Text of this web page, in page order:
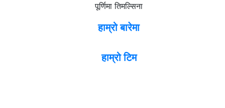
पूर्णिमा तिमल्सिना
हाम्रो बारेमा
हाम्रो टिम